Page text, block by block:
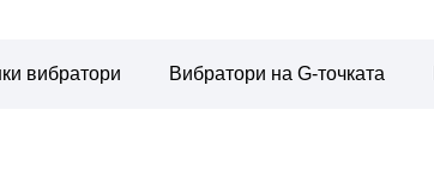
вибратори Вибратори на G-точката